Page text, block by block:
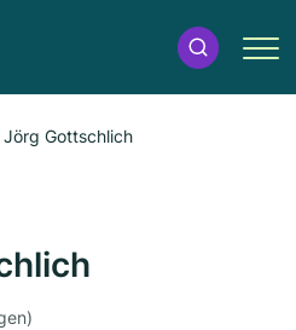
Jörg Gottschlich